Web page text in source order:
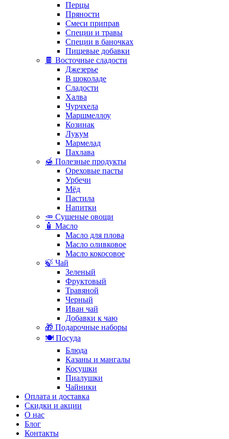
Перцы
Пряности
Смеси приправ
Специи и травы
Специи в баночках
Пищевые добавки
🍫 Восточные сладости
Джезерье
В шоколаде
Сладости
Халва
Чурчхела
Маршмеллоу
Козинак
Лукум
Мармелад
Пахлава
🍯 Полезные продукты
Ореховые пасты
Урбечи
Мёд
Пастила
Напитки
🥕 Сушеные овощи
🧴 Масло
Масло для плова
Масло оливковое
Масло кокосовое
🍃 Чай
Зеленый
Фруктовый
Травяной
Черный
Иван чай
Добавки к чаю
🎁 Подарочные наборы
🍽️ Посуда
Блюда
Казаны и мангалы
Косушки
Пиалушки
Чайники
Оплата и доставка
Скидки и акции
О нас
Блог
Контакты